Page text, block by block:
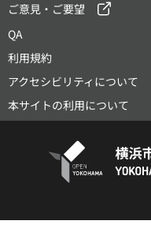
ご意見・ご要望
QA
利用規約
アクセシビリティについて
本サイトの利用について